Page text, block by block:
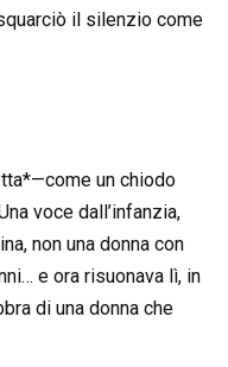
il silenzio come
un chiodo
voce dall’infanzia,
non una donna con
e ora risuonava lì, in
di una donna che